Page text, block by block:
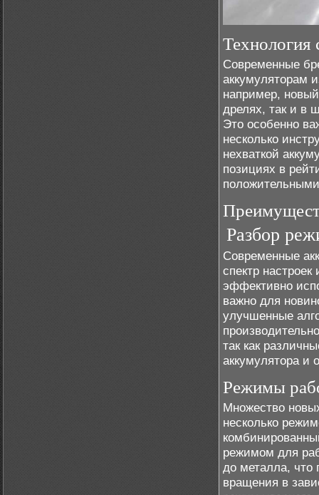
Технология
Современные
аккумуляторам
например,
дрелях, так и в
Это особенно
несколько
нехваткой
позициях в
Разбор
Современные
спектр
эффективно
важно для
улучшенные
так как
аккумулятора и
Режимы
Множество
несколько
режимом для
до металла, что
вращения в